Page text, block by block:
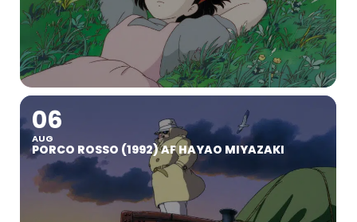
06
AUG
PORCO ROSSO (1992) AF HAYAO MIYAZAKI